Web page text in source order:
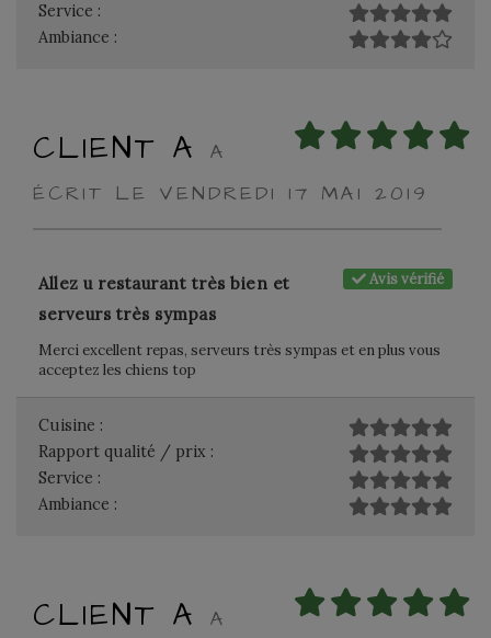
Service :
Ambiance :
CLIENT A
A
ÉCRIT LE VENDREDI 17 MAI 2019
Avis vérifié
Allez u restaurant très bien et
serveurs très sympas
Merci excellent repas, serveurs très sympas et en plus vous
acceptez les chiens top
Cuisine :
Rapport qualité / prix :
Service :
Ambiance :
CLIENT A
A